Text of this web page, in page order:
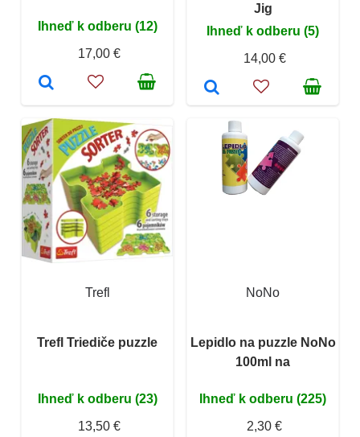
Ihneď k odberu (12)
17,00 €
Jig
Ihneď k odberu (5)
14,00 €
Trefl
Trefl Triediče puzzle
Ihneď k odberu (23)
13,50 €
NoNo
Lepidlo na puzzle NoNo
100ml na
Ihneď k odberu (225)
2,30 €